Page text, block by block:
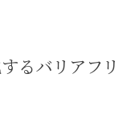
るバリアフリ